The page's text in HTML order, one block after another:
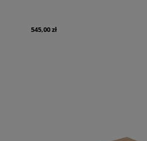
545,00 zł